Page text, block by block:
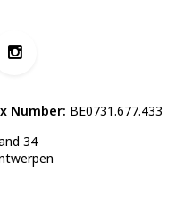
34
Number: BE0731.677.433